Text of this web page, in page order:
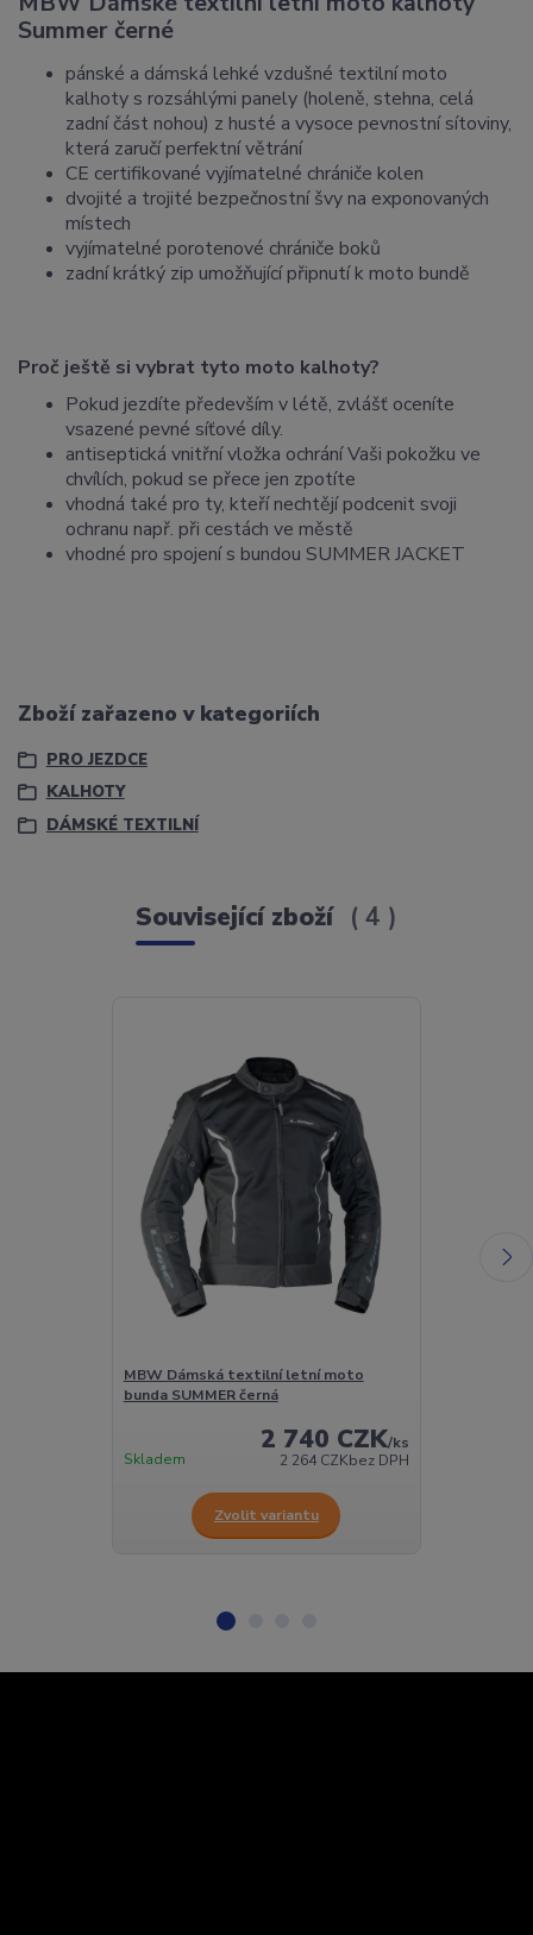
Summer černé
pánské a dámská lehké vzdušné textilní moto
kalhoty s rozsáhlými panely (holeně, stehna, celá
zadní část nohou) z husté a vysoce pevnostní sítoviny,
která zaručí perfektní větrání
CE certifikované vyjímatelné chrániče kolen
dvojité a trojité bezpečnostní švy na exponovaných
místech
vyjímatelné porotenové chrániče boků
zadní krátký zip umožňující připnutí k moto bundě
Proč ještě si vybrat tyto moto kalhoty?
Pokud jezdíte především v létě, zvlášť oceníte
vsazené pevné síťové díly.
antiseptická vnitřní vložka ochrání Vaši pokožku ve
chvílích, pokud se přece jen zpotíte
vhodná také pro ty, kteří nechtějí podcenit svoji
ochranu např. při cestách ve městě
vhodné pro spojení s bundou SUMMER JACKET
Zboží zařazeno v kategoriích
PRO JEZDCE
KALHOTY
DÁMSKÉ TEXTILNÍ
Související zboží 4
MBW Dámská textilní letní moto
bunda SUMMER černá
2 740 CZK/ks
2 264 CZKbez DPH
Skladem
Zvolit variantu